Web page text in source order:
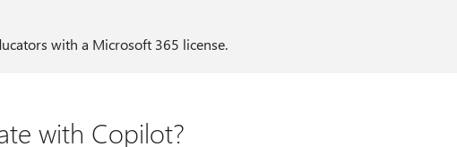
with a Microsoft 365 license.
with Copilot?